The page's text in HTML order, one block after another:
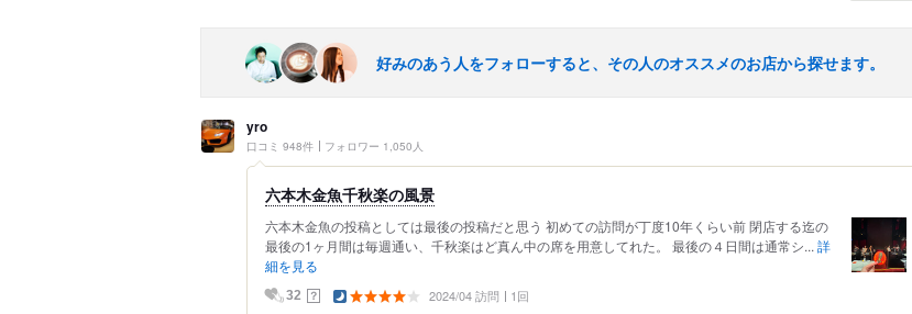
好みのあう人をフォローすると、その人のオススメのお店から探せます。
yro
口コミ 948件 フォロワー 1,050人
六本木金魚千秋楽の風景
六本木金魚の投稿としては最後の投稿だと思う 初めての訪問が丁度10年くらい前 閉店する迄の
最後の1ヶ月間は毎週通い、千秋楽はど真ん中の席を用意してれた。 最後の４日間は通常シ... 詳
細を見る
32 ？ 2024/04 訪問 1回